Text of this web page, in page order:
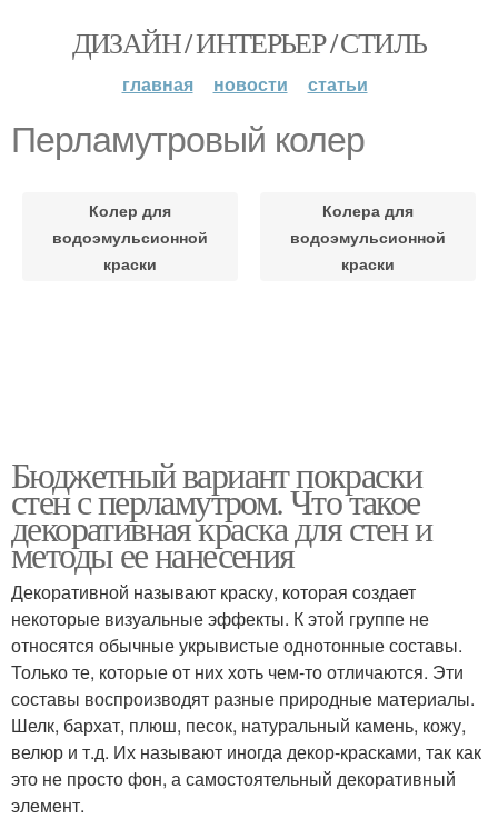
ДИЗАЙН / ИНТЕРЬЕР / СТИЛЬ
главная новости статьи
Перламутровый колер
Колер для
водоэмульсионной
краски
Колера для
водоэмульсионной
краски
Бюджетный вариант покраски
стен с перламутром. Что такое
декоративная краска для стен и
методы ее нанесения
Декоративной называют краску, которая создает
некоторые визуальные эффекты. К этой группе не
относятся обычные укрывистые однотонные составы.
Только те, которые от них хоть чем-то отличаются. Эти
составы воспроизводят разные природные материалы.
Шелк, бархат, плюш, песок, натуральный камень, кожу,
велюр и т.д. Их называют иногда декор-красками, так как
это не просто фон, а самостоятельный декоративный
элемент.